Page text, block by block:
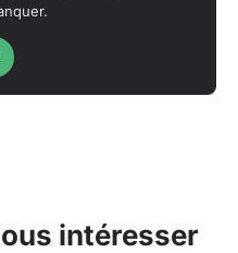
intéresser